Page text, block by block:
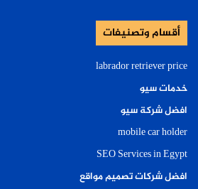
أقسام وتصنيفات
labrador retriever price
خدمات سيو
افضل شركة سيو
mobile car holder
SEO Services in Egypt
افضل شركات تصميم مواقع